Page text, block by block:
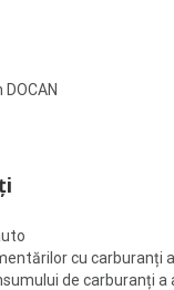
cu carburanți
de carburanți